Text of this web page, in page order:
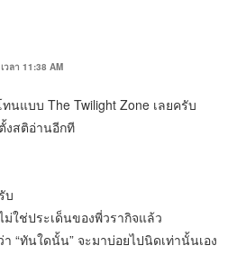
ลา 11:38 AM
ทนแบบ The Twilight Zone เลยครับ
งสติอ่านอีกที
บ
ม่ใช่ประเด็นของพี่วรากิจแล้ว
“ทันใดนั้น” จะมาบ่อยไปนิดเท่านั้นเอง